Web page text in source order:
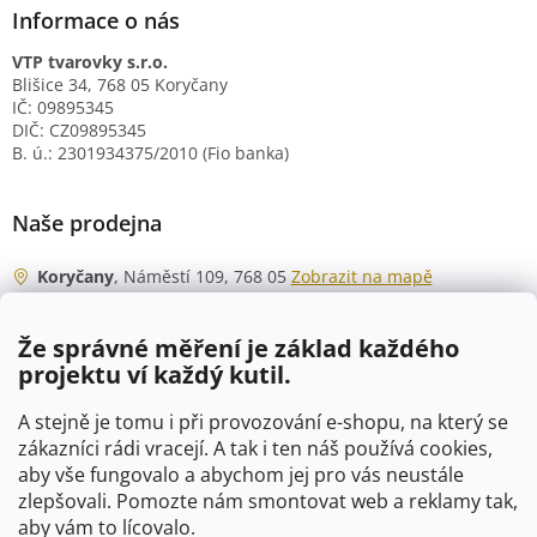
Že správné měření je základ každého
projektu ví každý kutil.
A stejně je tomu i při provozování e-shopu, na který se
zákazníci rádi vracejí. A tak i ten náš používá cookies,
aby vše fungovalo a abychom jej pro vás neustále
zlepšovali. Pomozte nám smontovat web a reklamy tak,
aby vám to lícovalo.
Informace o nás
VTP tvarovky s.r.o.
Blišice 34, 768 05 Koryčany
IČ: 09895345
DIČ: CZ09895345
B. ú.: 2301934375/2010 (Fio banka)
Naše prodejna
Koryčany, Náměstí 109, 768 05 Zobrazit na mapě
Po - Čt
06:00 - 07:00
07:30 - 15:30
Pá
06:00 - 07:00
07:30 - 15:00
So
07:00 - 10:00
Ne
zavřeno